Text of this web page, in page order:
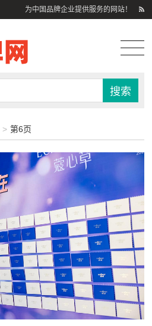
为中国品牌企业提供服务的网站！
> 第6页